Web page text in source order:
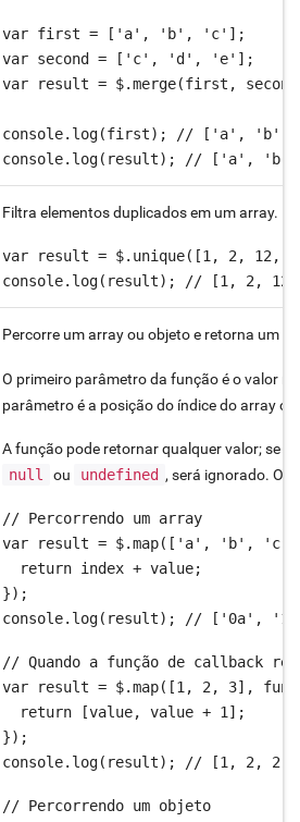
var first = ['a', 'b', 'c'];
var second = ['c', 'd', 'e'];
var result = $.merge(first,
console.log(first); // ['a',
console.log(result); // ['a',
Filtra elementos duplicados em um array.
var result = $.unique([1, 2,
console.log(result); // [1, 2,
Percorre um array ou objeto e retorna um
O primeiro parâmetro da função é o valor
parâmetro é a posição do índice do array
A função pode retornar qualquer valor; se
null
ou undefined , será ignorado. O
// Percorrendo um array
var result = $.map(['a', 'b',
  return index + value;
});
console.log(result); // ['0a',
// Quando a função de callback
var result = $.map([1, 2, 3],
  return [value, value + 1];
});
console.log(result); // [1, 2, 2,
// Percorrendo um objeto